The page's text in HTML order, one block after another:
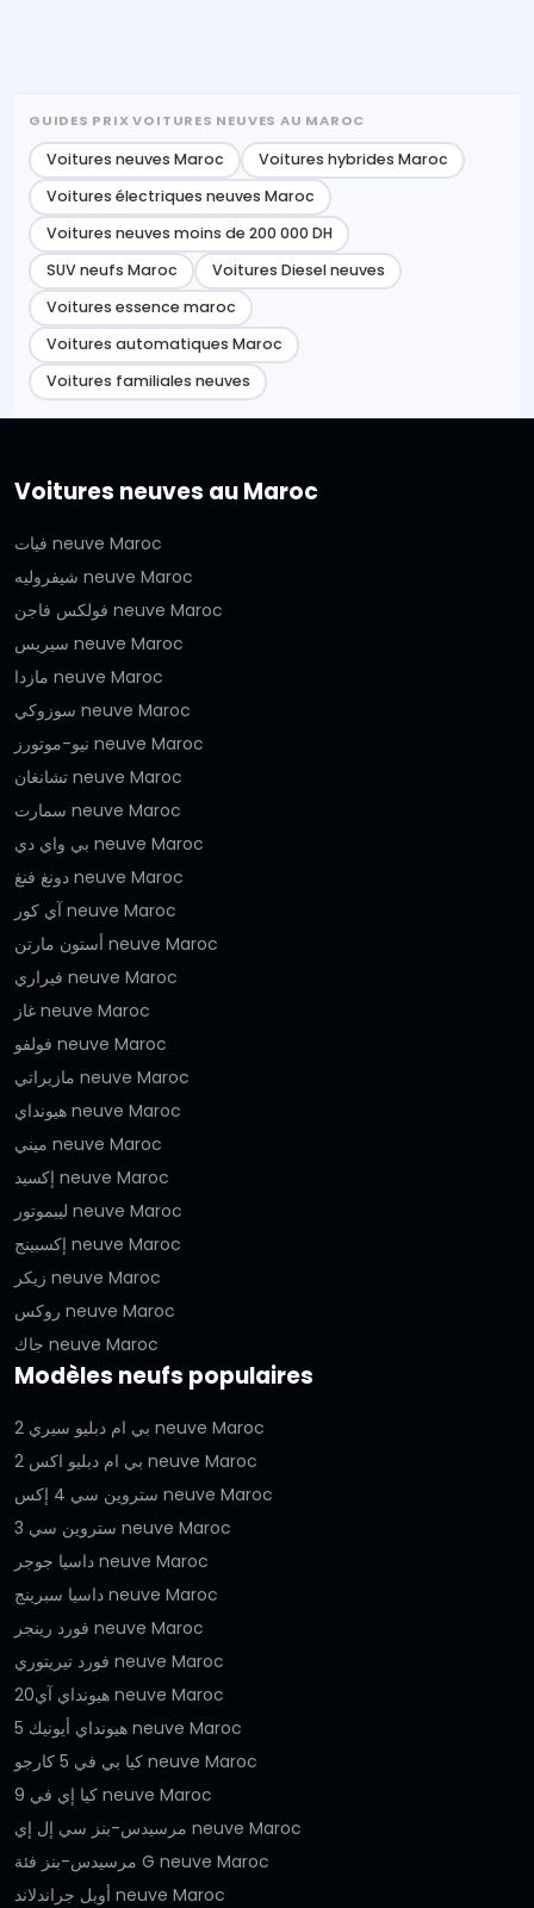
GUIDES PRIX VOITURES NEUVES AU MAROC
Voitures neuves Maroc
Voitures hybrides Maroc
Voitures électriques neuves Maroc
Voitures neuves moins de 200 000 DH
SUV neufs Maroc
Voitures Diesel neuves
Voitures essence maroc
Voitures automatiques Maroc
Voitures familiales neuves
Voitures neuves au Maroc
فيات neuve Maroc
شيفروليه neuve Maroc
فولكس فاجن neuve Maroc
سيريس neuve Maroc
مازدا neuve Maroc
سوزوكي neuve Maroc
نيو-موتورز neuve Maroc
تشانغان neuve Maroc
سمارت neuve Maroc
بي واي دي neuve Maroc
دونغ فنغ neuve Maroc
آي كور neuve Maroc
أستون مارتن neuve Maroc
فيراري neuve Maroc
غاز neuve Maroc
فولفو neuve Maroc
مازيراتي neuve Maroc
هيونداي neuve Maroc
ميني neuve Maroc
إكسيد neuve Maroc
ليبموتور neuve Maroc
إكسبينج neuve Maroc
زيكر neuve Maroc
روكس neuve Maroc
جاك neuve Maroc
Modèles neufs populaires
بي ام دبليو سيري 2 neuve Maroc
بي ام دبليو اكس 2 neuve Maroc
ستروين سي 4 إكس neuve Maroc
ستروين سي 3 neuve Maroc
داسيا جوجر neuve Maroc
داسيا سبرينج neuve Maroc
فورد رينجر neuve Maroc
فورد تيريتوري neuve Maroc
هيونداي آي20 neuve Maroc
هيونداي أيونيك 5 neuve Maroc
كيا بي في 5 كارجو neuve Maroc
كيا إي في 9 neuve Maroc
مرسيدس-بنز سي إل إي neuve Maroc
مرسيدس-بنز فئة G neuve Maroc
أوبل جراندلاند neuve Maroc